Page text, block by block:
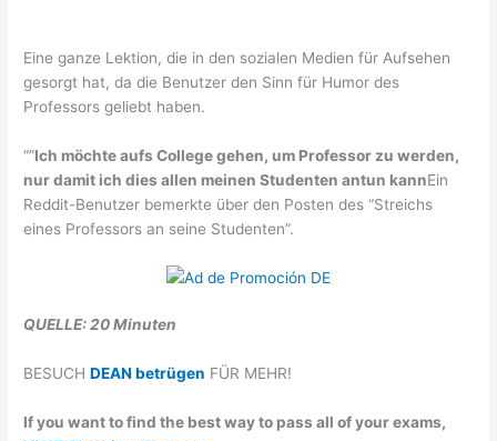
Eine ganze Lektion, die in den sozialen Medien für Aufsehen
gesorgt hat, da die Benutzer den Sinn für Humor des
Professors geliebt haben.
“”Ich möchte aufs College gehen, um Professor zu werden,
nur damit ich dies allen meinen Studenten antun kannEin
Reddit-Benutzer bemerkte über den Posten des “Streichs
eines Professors an seine Studenten”.
QUELLE: 20 Minuten
BESUCHDEAN betrügen FÜR MEHR!
If you want to find the best way to pass all of your exams,